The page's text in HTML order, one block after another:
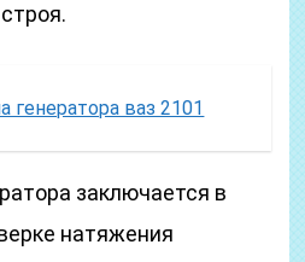
генератора ваз 2101
заключается в
натяжения